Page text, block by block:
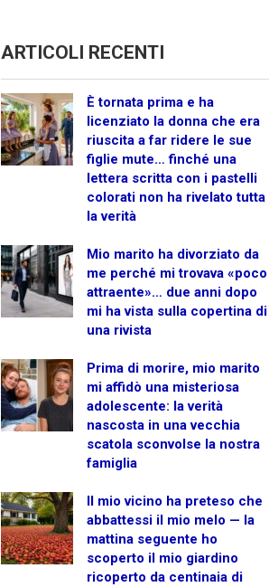
ARTICOLI RECENTI
È tornata prima e ha
licenziato la donna che era
riuscita a far ridere le sue
figlie mute… finché una
lettera scritta con i pastelli
colorati non ha rivelato tutta
la verità
Mio marito ha divorziato da
me perché mi trovava «poco
attraente»… due anni dopo
mi ha vista sulla copertina di
una rivista
Prima di morire, mio marito
mi affidò una misteriosa
adolescente: la verità
nascosta in una vecchia
scatola sconvolse la nostra
famiglia
Il mio vicino ha preteso che
abbattessi il mio melo — la
mattina seguente ho
scoperto il mio giardino
ricoperto da centinaia di